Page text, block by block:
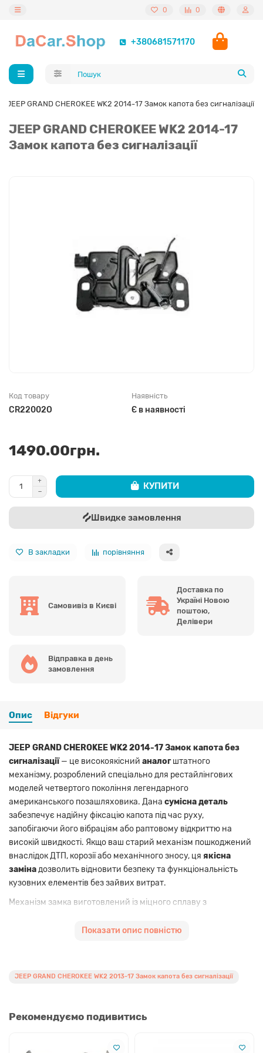
0 0
+380681571170
JEEP GRAND CHEROKEE WK2 2014-17 Замок капота без сигналізації
JEEP GRAND CHEROKEE WK2 2014-17
Замок капота без сигналізації
Код товару
CR22002O
Наявність
Є в наявності
1490.00грн.
КУПИТИ
Швидке замовлення
В закладки порівняння
Самовивіз в Києві
Доставка по
Україні Новою
поштою,
Делівери
Відправка в день
замовлення
Опис Відгуки
JEEP GRAND CHEROKEE WK2 2014-17 Замок капота без
сигналізації— це високоякісний аналогштатного
механізму, розроблений спеціально для рестайлінгових
моделей четвертого покоління легендарного
американського позашляховика. Дана сумісна деталь
забезпечує надійну фіксацію капота під час руху,
запобігаючи його вібраціям або раптовому відкриттю на
високій швидкості. Якщо ваш старий механізм пошкоджений
внаслідок ДТП, корозії або механічного зносу, ця якісна
замінадозволить відновити безпеку та функціональність
кузовних елементів без зайвих витрат.
Механізм замка виготовлений із міцного сплаву з
експлуатації в умовах українського клімату з високою
автомобілів, які не оснащені штатним кінцевиком
максимально простим та швидким.
Показати опис повністю
JEEP GRAND CHEROKEE WK2 2013-17 Замок капота без сигналізації
Рекомендуємо подивитись